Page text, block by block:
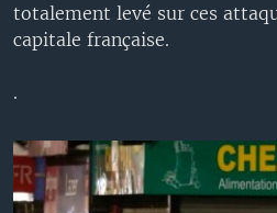
REPORTAGES
L'AMÉRIQUE ET VOUS
SANGO
totalement levé sur ces
capitale française.
.